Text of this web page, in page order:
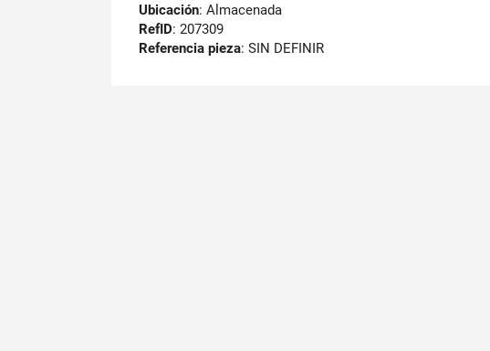
Ubicación: Almacenada
RefID: 207309
Referencia pieza: SIN DEFINIR